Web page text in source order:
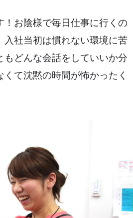
！お陰様で毎日仕事に行くの
入社当初は慣れない環境に苦
もどんな会話をしていいか分
て沈黙の時間が怖かったく